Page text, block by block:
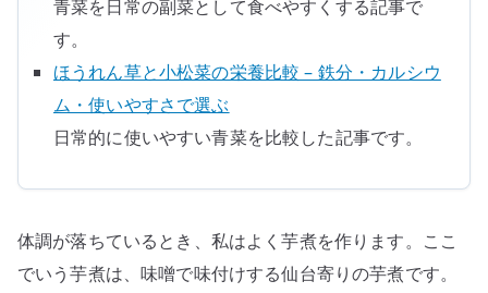
青菜を日常の副菜として食べやすくする記事で
す。
ほうれん草と小松菜の栄養比較 – 鉄分・カルシウ
ム・使いやすさで選ぶ
日常的に使いやすい青菜を比較した記事です。
体調が落ちているとき、私はよく芋煮を作ります。ここ
でいう芋煮は、味噌で味付けする仙台寄りの芋煮です。